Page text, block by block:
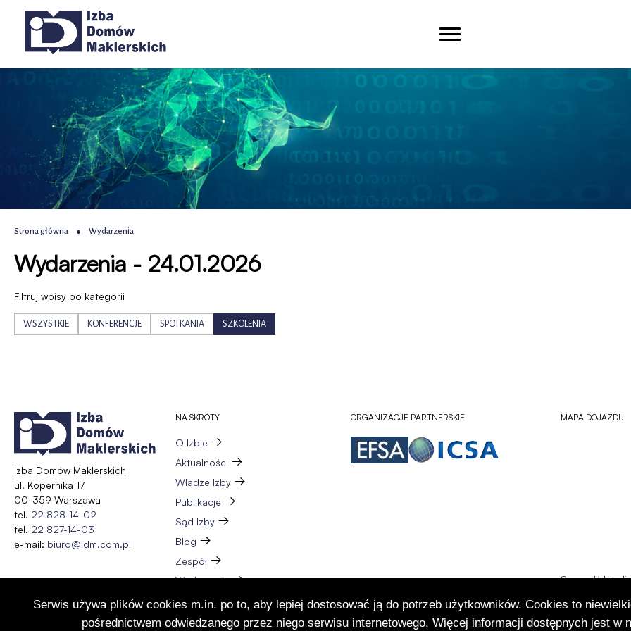
Serwis używa plików cookies m.in. po to, aby lepiej dostosować ją do potrzeb użytkowników. Cookies to
pośrednictwem odwiedzanego przez niego serwisu internetowego. Więcej informacji dostępnych jest w
Wydarzenia
Izba
Domów
Maklerskich
Przejdź
głównego
Przejdź
Przejdź
wyszukiwania
Przejdź
nawigacja
Ścieżka
nawigacyjna
Strona główna Wydarzenia
Wydarzenia - 24.01.2026
Filtruj wpisy po kategorii
WSZYSTKIE KONFERENCJE SPOTKANIA SZKOLENIA
Izba Domów Maklerskich
ul. Kopernika 17
00-359 Warszawa
tel. 22 828-14-02
tel. 22 827-14-03
e-mail: biuro@idm.com.pl
NA SKRÓTY
O Izbie
Aktualności
Władze Izby
Publikacje
Sąd Izby
Blog
Zespół
Wydarzenia
Członkostwo
Kontakt
ORGANIZACJE PARTNERSKIE MAPA DOJAZDU
Sprawdź
się
w
nowej